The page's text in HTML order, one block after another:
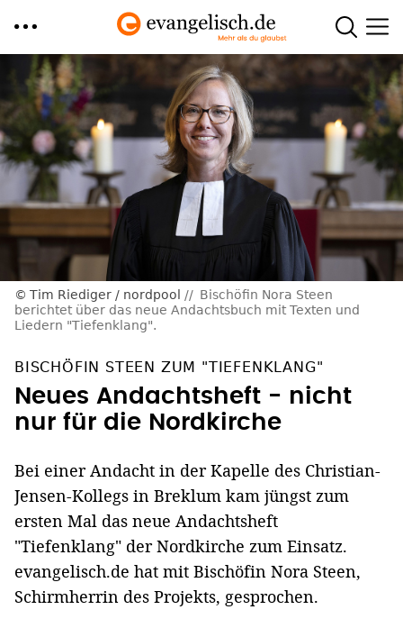
Direkt
zum
Inhalt
Tim Riediger / nordpool
Bischöfin Nora Steen
berichtet über das neue Andachtsbuch mit Texten und
Liedern "Tiefenklang".
BISCHÖFIN STEEN ZUM "TIEFENKLANG"
Neues Andachtsheft - nicht
nur für die Nordkirche
Bei einer Andacht in der Kapelle des Christian-
Jensen-Kollegs in Breklum kam jüngst zum
ersten Mal das neue Andachtsheft
"Tiefenklang" der Nordkirche zum Einsatz.
evangelisch.de hat mit Bischöfin Nora Steen,
Schirmherrin des Projekts, gesprochen.